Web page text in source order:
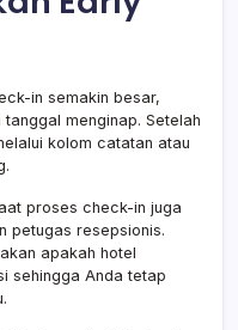
in semakin besar,
menginap. Setelah
kolom catatan atau
proses check-in juga
petugas resepsionis.
apakah hotel
sehingga Anda tetap